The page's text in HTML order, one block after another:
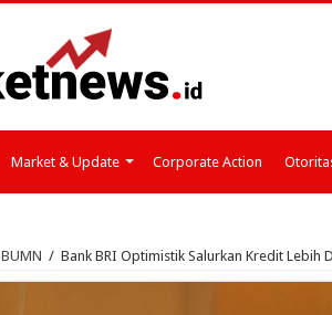
Market & Update Corporate Action
BUMN / Bank BRI Optimistik Salurkan Kredit Lebih